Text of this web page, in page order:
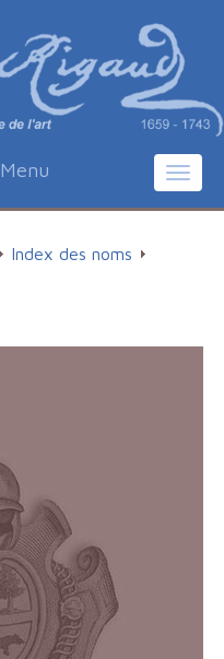
Menu
Index des noms